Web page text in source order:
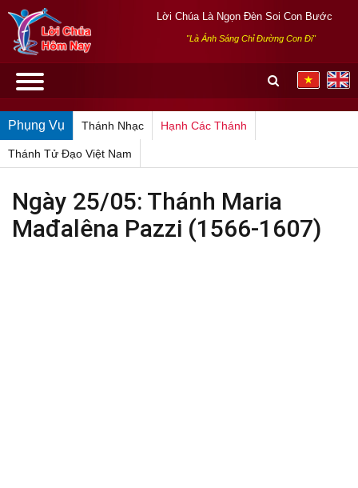
Lời Chúa Là Ngọn Đèn Soi Con Bước
"Là Ánh Sáng Chỉ Đường Con Đi"
Phụng Vụ Thánh Nhạc Hạnh Các Thánh
Thánh Tử Đạo Việt Nam
Ngày 25/05: Thánh Maria
Mađalêna Pazzi (1566-1607)